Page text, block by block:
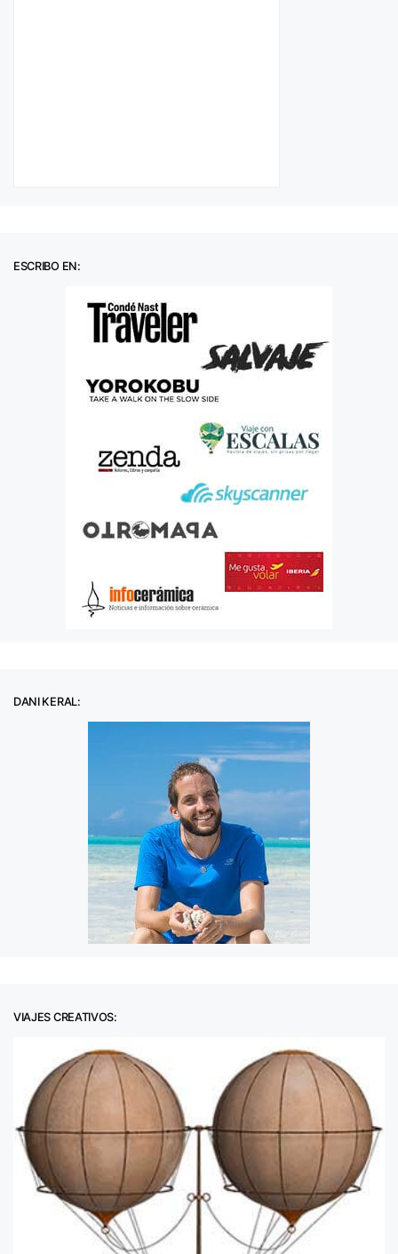
ESCRIBO EN:
DANI KERAL:
VIAJES CREATIVOS: